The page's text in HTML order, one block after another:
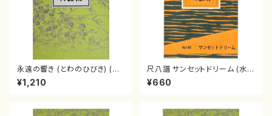
永遠の響き (とわのひびき) (菊
重精峰/楽譜）
¥1,210
尺八譜 サンセットドリーム (水野
利彦/楽譜）
¥660